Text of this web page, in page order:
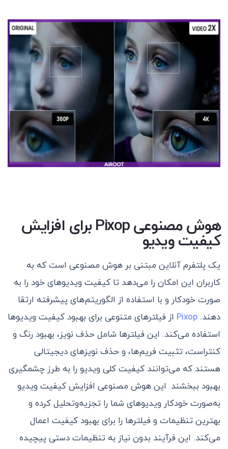
هوش مصنوعی Pixop برای افزایش
کیفیت ویدیو
یک پلتفرم آنلاین مبتنی بر هوش مصنوعی است که به
کاربران این امکان را می‌دهد تا کیفیت ویدیوهای خود را به
صورت خودکار و با استفاده از الگوریتم‌های پیشرفته ارتقا
دهند. Pixop از فیلترهای متنوعی برای بهبود کیفیت ویدیوها
استفاده می‌کند. این فیلترها شامل حذف نویز، بهبود رنگ و
کنتراست، تثبیت فریم‌ها، و حذف نویزهای دیجیتالی
هستند که می‌توانند کیفیت کلی ویدیو را به طرز چشمگیری
بهبود ببخشند. این هوش مصنوعی افزایش کیفیت ویدیو
به‌صورت خودکار ویدیوهای شما را تجزیه‌وتحلیل کرده و
بهترین تنظیمات و فیلترها را برای بهبود کیفیت اعمال
می‌کند. این فرآیند بدون نیاز به تنظیمات دستی پیچیده